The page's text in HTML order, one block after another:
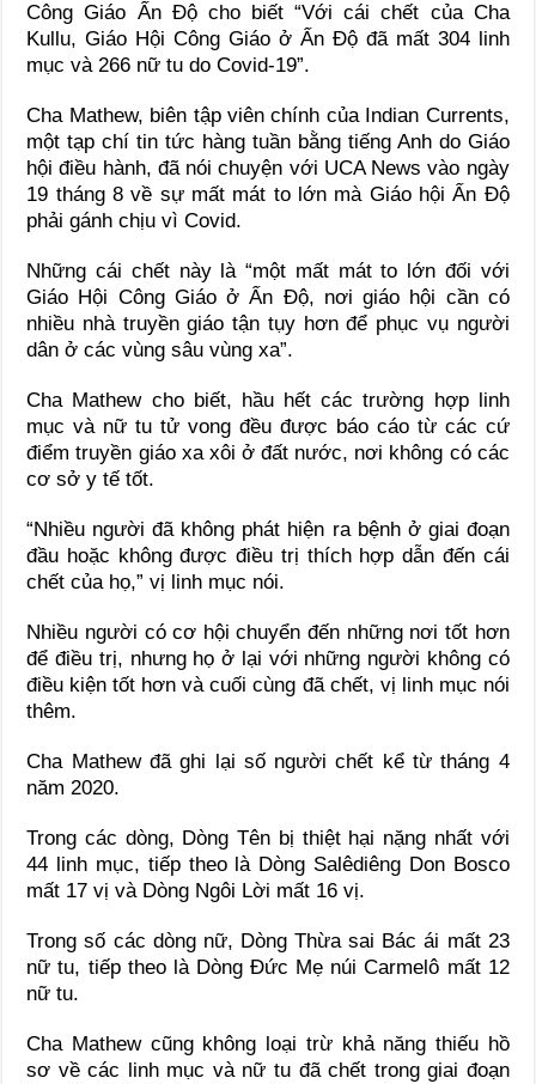
Công Giáo Ấn Độ cho biết “Với cái chết của Cha
Kullu, Giáo Hội Công Giáo ở Ấn Độ đã mất 304 linh
mục và 266 nữ tu do Covid-19”.
Cha Mathew, biên tập viên chính của Indian Currents,
một tạp chí tin tức hàng tuần bằng tiếng Anh do Giáo
hội điều hành, đã nói chuyện với UCA News vào ngày
19 tháng 8 về sự mất mát to lớn mà Giáo hội Ấn Độ
phải gánh chịu vì Covid.
Những cái chết này là “một mất mát to lớn đối với
Giáo Hội Công Giáo ở Ấn Độ, nơi giáo hội cần có
nhiều nhà truyền giáo tận tụy hơn để phục vụ người
dân ở các vùng sâu vùng xa”.
Cha Mathew cho biết, hầu hết các trường hợp linh
mục và nữ tu tử vong đều được báo cáo từ các cứ
điểm truyền giáo xa xôi ở đất nước, nơi không có các
cơ sở y tế tốt.
“Nhiều người đã không phát hiện ra bệnh ở giai đoạn
đầu hoặc không được điều trị thích hợp dẫn đến cái
chết của họ,” vị linh mục nói.
Nhiều người có cơ hội chuyển đến những nơi tốt hơn
để điều trị, nhưng họ ở lại với những người không có
điều kiện tốt hơn và cuối cùng đã chết, vị linh mục nói
thêm.
Cha Mathew đã ghi lại số người chết kể từ tháng 4
năm 2020.
Trong các dòng, Dòng Tên bị thiệt hại nặng nhất với
44 linh mục, tiếp theo là Dòng Salêdiêng Don Bosco
mất 17 vị và Dòng Ngôi Lời mất 16 vị.
Trong số các dòng nữ, Dòng Thừa sai Bác ái mất 23
nữ tu, tiếp theo là Dòng Đức Mẹ núi Carmelô mất 12
nữ tu.
Cha Mathew cũng không loại trừ khả năng thiếu hồ
sơ về các linh mục và nữ tu đã chết trong giai đoạn